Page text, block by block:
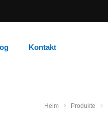
Kontakt
Heim Produkte